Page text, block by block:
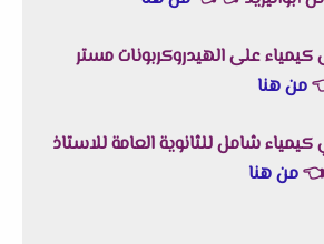
كيمياء على الهيدروكربونات مستر
من هنا
كيمياء شامل للثانوية العامة للاستاذ
👈من هنا